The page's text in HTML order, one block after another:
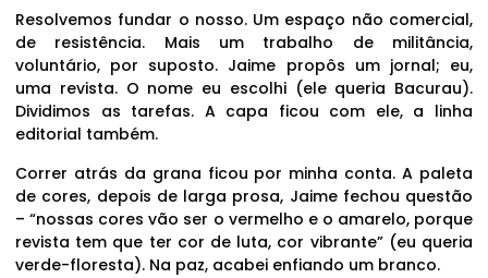
Resolvemos fundar o nosso. Um espaço não comercial,
de resistência. Mais um trabalho de militância,
voluntário, por suposto. Jaime propôs um jornal; eu,
uma revista. O nome eu escolhi (ele queria Bacurau).
Dividimos as tarefas. A capa ficou com ele, a linha
editorial também.
Correr atrás da grana ficou por minha conta. A paleta
de cores, depois de larga prosa, Jaime fechou questão
– “nossas cores vão ser o vermelho e o amarelo, porque
revista tem que ter cor de luta, cor vibrante” (eu queria
verde-floresta). Na paz, acabei enfiando um branco.